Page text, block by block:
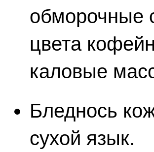
обморочные
цвета
каловые
Бледнось
сухой язык.